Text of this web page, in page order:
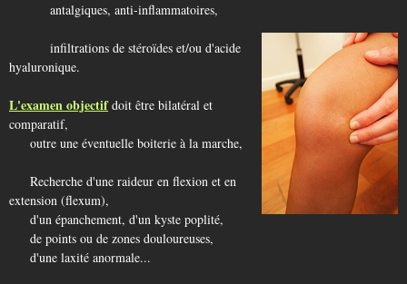
antalgiques, anti-inflammatoires,
infiltrations de stéroïdes et/ou d'acide
hyaluronique.
L'examen objectifdoit être bilatéral et
comparatif,
outre une éventuelle boiterie à la marche,
Recherche d'une raideur en flexion et en
extension (flexum),
d'un épanchement, d'un kyste poplité,
de points ou de zones douloureuses,
d'une laxité anormale...